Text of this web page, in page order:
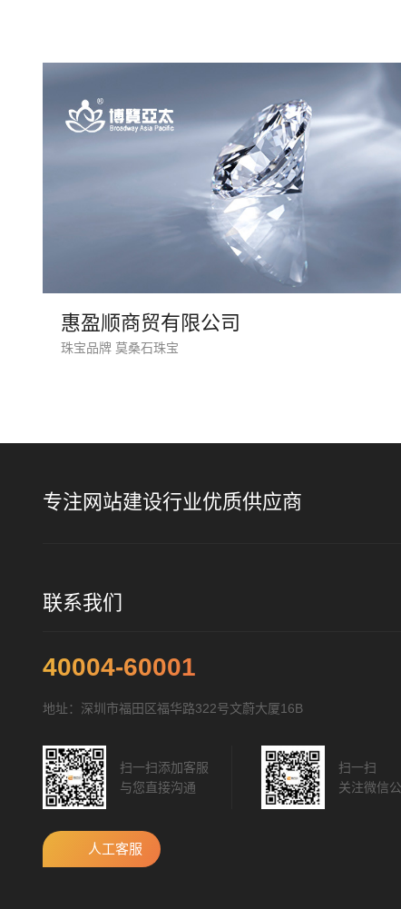
惠盈顺商贸有限公司
珠宝品牌 莫桑石珠宝
专注网站建设行业优质供应商
联系我们
40004-60001
地址：深圳市福田区福华路322号文蔚大厦16B
扫一扫添加客服
与您直接沟通
扫一扫
关注微信
人工客服